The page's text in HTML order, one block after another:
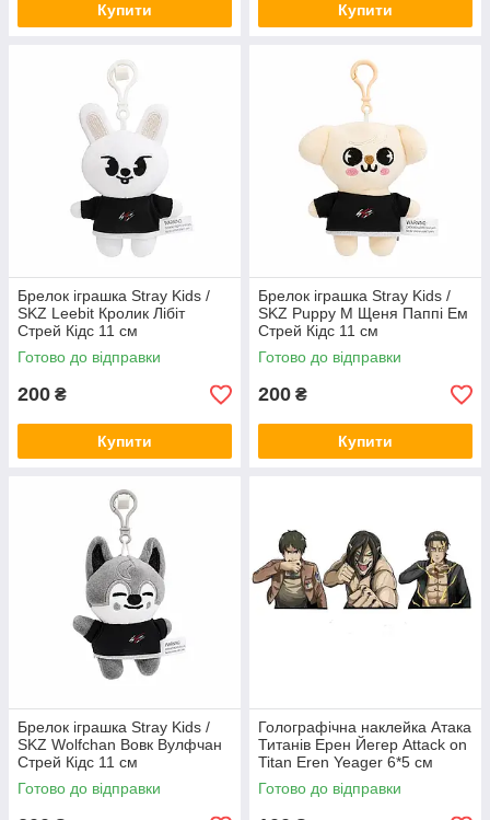
Купити Купити
Брелок іграшка Stray Kids /
SKZ Leebit Кролик Лібіт
Стрей Кідс 11 см
Готово до відправки
200 ₴
Купити
Брелок іграшка Stray Kids /
SKZ Puppy M Щеня Паппі Ем
Стрей Кідс 11 см
Готово до відправки
200 ₴
Купити
Брелок іграшка Stray Kids /
SKZ Wolfchan Вовк Вулфчан
Стрей Кідс 11 см
Готово до відправки
Голографічна наклейка Атака
Титанів Ерен Йегер Attack on
Titan Eren Yeager 6*5 см
Готово до відправки